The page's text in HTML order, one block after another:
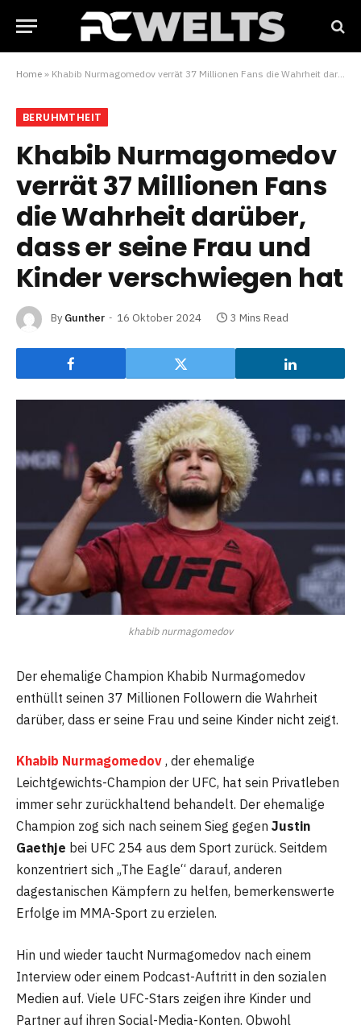
Home » Khabib Nurmagomedov verrät 37 Millionen Fans die Wahrheit darüber, dass er seine Frau und Kinder verschwiegen hat
BERUHMTHEIT
Khabib Nurmagomedov
verrät 37 Millionen Fans
die Wahrheit darüber,
dass er seine Frau und
Kinder verschwiegen hat
By Gunther 16 Oktober 2024 3 Mins Read
khabib nurmagomedov
Der ehemalige Champion Khabib Nurmagomedov
enthüllt seinen 37 Millionen Followern die Wahrheit
darüber, dass er seine Frau und seine Kinder nicht zeigt.
Khabib Nurmagomedov , der ehemalige
Leichtgewichts-Champion der UFC, hat sein Privatleben
immer sehr zurückhaltend behandelt. Der ehemalige
Champion zog sich nach seinem Sieg gegen Justin
Gaethje bei UFC 254 aus dem Sport zurück. Seitdem
konzentriert sich „The Eagle“ darauf, anderen
dagestanischen Kämpfern zu helfen, bemerkenswerte
Erfolge im MMA-Sport zu erzielen.
Hin und wieder taucht Nurmagomedov nach einem
Interview oder einem Podcast-Auftritt in den sozialen
Medien auf. Viele UFC-Stars zeigen ihre Kinder und
Partner auf ihren Social-Media-Konten. Obwohl